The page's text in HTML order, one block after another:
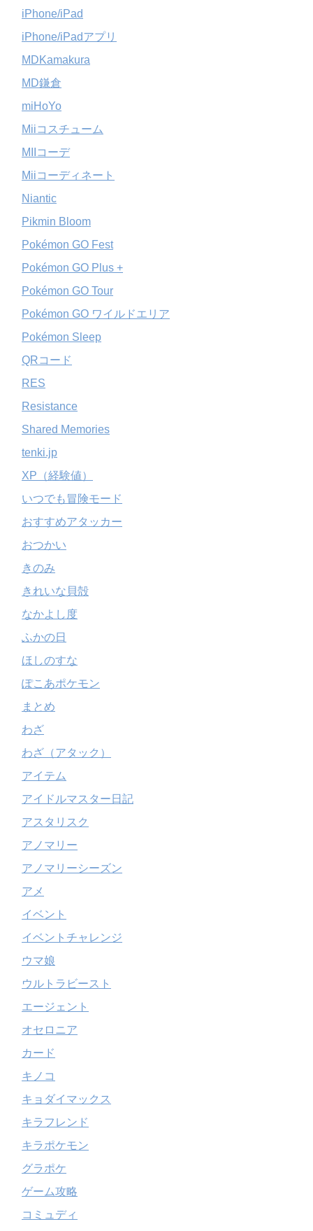
iPhone/iPad
iPhone/iPadアプリ
MDKamakura
MD鎌倉
miHoYo
Miiコスチューム
MIIコーデ
Miiコーディネート
Niantic
Pikmin Bloom
Pokémon GO Fest
Pokémon GO Plus +
Pokémon GO Tour
Pokémon GO ワイルドエリア
Pokémon Sleep
QRコード
RES
Resistance
Shared Memories
tenki.jp
XP（経験値）
いつでも冒険モード
おすすめアタッカー
おつかい
きのみ
きれいな貝殻
なかよし度
ふかの日
ほしのすな
ぽこあポケモン
まとめ
わざ
わざ（アタック）
アイテム
アイドルマスター日記
アスタリスク
アノマリー
アノマリーシーズン
アメ
イベント
イベントチャレンジ
ウマ娘
ウルトラビースト
エージェント
オセロニア
カード
キノコ
キョダイマックス
キラフレンド
キラポケモン
グラポケ
ゲーム攻略
コミュディ